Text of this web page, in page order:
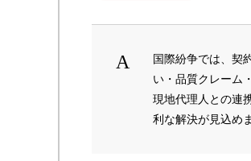
国際紛争では、契
い・品質クレーム
現地代理人との連
利な解決が見込め